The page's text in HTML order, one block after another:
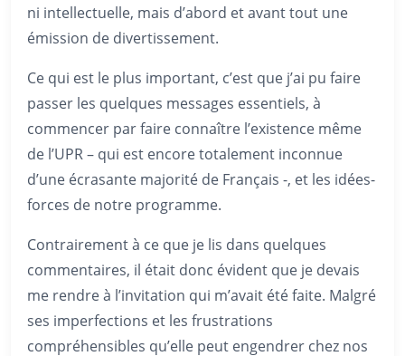
ni intellectuelle, mais d’abord et avant tout une
émission de divertissement.
Ce qui est le plus important, c’est que j’ai pu faire
passer les quelques messages essentiels, à
commencer par faire connaître l’existence même
de l’UPR – qui est encore totalement inconnue
d’une écrasante majorité de Français -, et les idées-
forces de notre programme.
Contrairement à ce que je lis dans quelques
commentaires, il était donc évident que je devais
me rendre à l’invitation qui m’avait été faite. Malgré
ses imperfections et les frustrations
compréhensibles qu’elle peut engendrer chez nos